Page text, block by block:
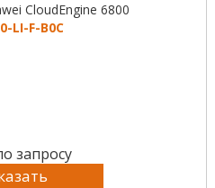
CloudEngine 6800
LI-F-B0C
запросу